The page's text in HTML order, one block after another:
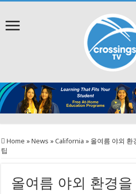
Home »News »California » 올여름 야외 환
팁
올여름 야외 환경을